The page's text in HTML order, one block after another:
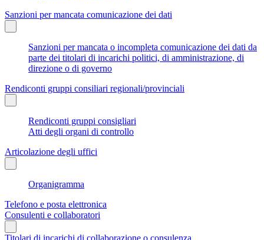
Sanzioni per mancata comunicazione dei dati
Sanzioni per mancata o incompleta comunicazione dei dati da
parte dei titolari di incarichi politici, di amministrazione, di
direzione o di governo
Rendiconti gruppi consiliari regionali/provinciali
Rendiconti gruppi consigliari
Atti degli organi di controllo
Articolazione degli uffici
Organigramma
Telefono e posta elettronica
Consulenti e collaboratori
Titolari di incarichi di collaborazione o consulenza